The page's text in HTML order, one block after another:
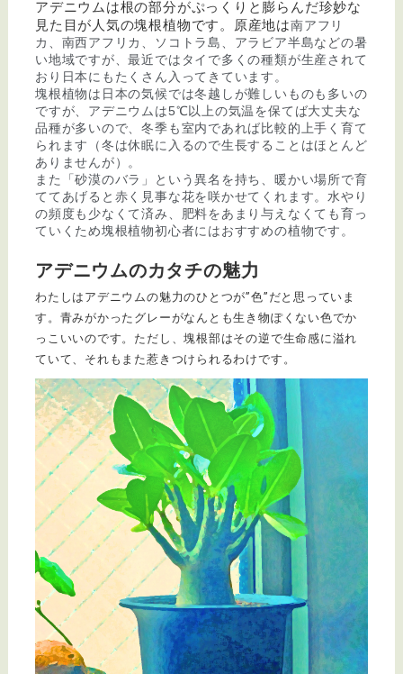
アデニウムは根の部分がぷっくりと膨らんだ珍妙な
見た目が人気の塊根植物です。原産地は南アフリ
カ、南西アフリカ、ソコトラ島、アラビア半島などの暑
い地域ですが、最近ではタイで多くの種類が生産されて
おり日本にもたくさん入ってきています。
塊根植物は日本の気候では冬越しが難しいものも多いの
ですが、アデニウムは5℃以上の気温を保てば大丈夫な
品種が多いので、冬季も室内であれば比較的上手く育て
られます（冬は休眠に入るので生長することはほとんど
ありませんが）。
また「砂漠のバラ」という異名を持ち、暖かい場所で育
ててあげると赤く見事な花を咲かせてくれます。水やり
の頻度も少なくて済み、肥料をあまり与えなくても育っ
ていくため塊根植物初心者にはおすすめの植物です。
アデニウムのカタチの魅力
わたしはアデニウムの魅力のひとつが”色”だと思っていま
す。青みがかったグレーがなんとも生き物ぽくない色でか
っこいいのです。ただし、塊根部はその逆で生命感に溢れ
ていて、それもまた惹きつけられるわけです。